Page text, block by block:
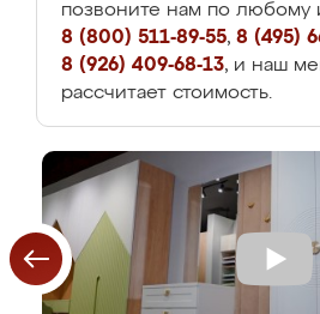
позвоните нам по любому
8 (800) 511-89-55, 8 (495)
8 (926) 409-68-13, и наш
рассчитает стоимость.